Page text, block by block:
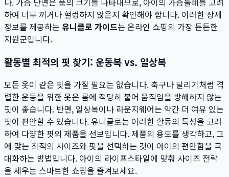
하여 너무 끼거나 헐렁하지 않은지 확인해야 합니다. 이러한 상세
정보를 제공하는 유니클로 가이드는 온라인 쇼핑의 가장 든든한
지원군입니다.
활동별 최적의 핏 찾기: 운동복 vs. 일상복
모든 옷이 같은 핏을 가질 필요는 없습니다. 축구나 달리기처럼 격
렬한 운동을 위한 옷은 몸에 적당히 붙어 움직임을 방해하지 않는
핏이 좋습니다. 반면, 일상복이나 라운지웨어는 약간 더 여유 있는
핏이 편안할 수 있습니다. 유니클로는 이러한 활동의 특성을 고려
하여 다양한 핏의 제품을 선보입니다. 제품의 용도를 생각하고, 그
에 맞는 최적의 사이즈와 핏을 선택하는 것이 아이의 편안함을 극
대화하는 방법입니다. 아이의 라이프스타일에 맞춰 사이즈 전략
을 세우는 스마트한 쇼핑을 즐겨보세요.